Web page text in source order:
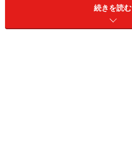
さっそく商品をチェック続きを読む